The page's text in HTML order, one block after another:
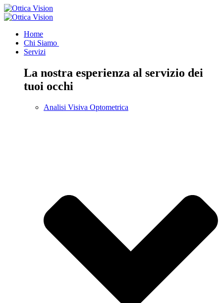
Home
Chi Siamo
Servizi
La nostra esperienza al servizio dei
tuoi occhi
Analisi Visiva Optometrica